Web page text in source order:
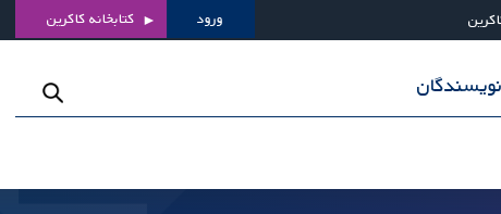
ورود کتابخانه کاکرین